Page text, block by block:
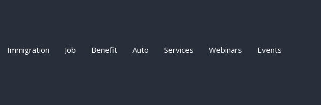
Immigration Job Benefit Auto Services Webinars Events